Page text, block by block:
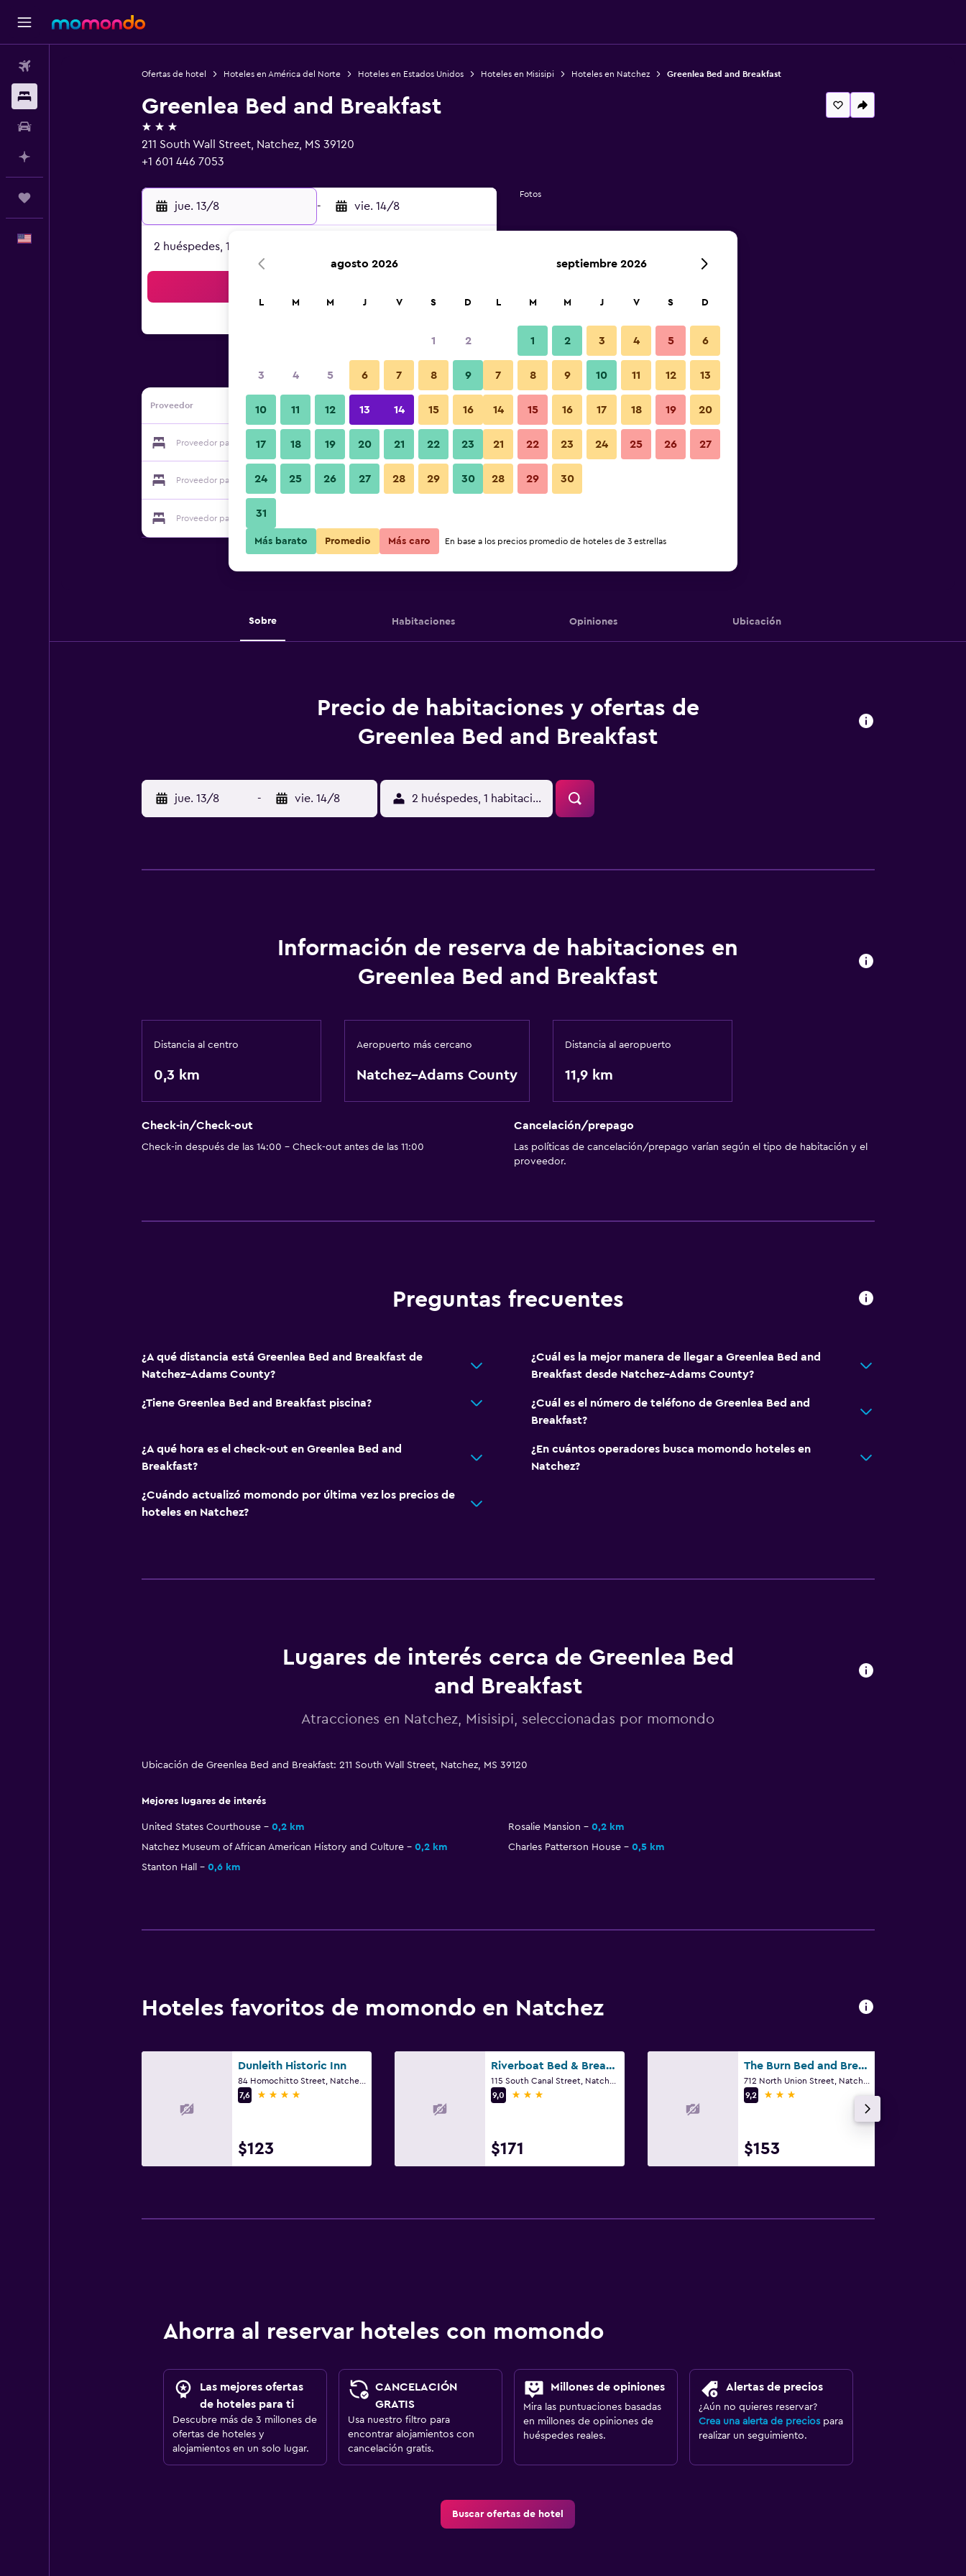
Ofertas de hotel Hoteles en América del Norte Hoteles en Estados Unidos Hoteles en Misisipi Hoteles en Natchez Greenlea Bed and Breakfast
Greenlea Bed and Breakfast
3 estrellas
211 South Wall Street, Natchez, MS 39120
+1 601 446 7053
jue. 13/8 - vie. 14/8
2 huéspedes, 1 habitación
Proveedor
Proveedor para Greenlea Bed and Breakfast Ver precios
Proveedor para Greenlea Bed and Breakfast Ver precios
Proveedor para Greenlea Bed and Breakfast
Fotos
Sobre Habitaciones Opiniones Ubicación
Precio de habitaciones y ofertas de
Greenlea Bed and Breakfast
jue. 13/8 - vie. 14/8 2 huéspedes, 1 habitación
Información de reserva de habitaciones en
Greenlea Bed and Breakfast
Distancia al centro
0,3 km
Aeropuerto más cercano
Natchez–Adams County
Distancia al aeropuerto
11,9 km
Check-in/Check-out
Check-in después de las 14:00 - Check-out antes de las 11:00
Cancelación/prepago
Las políticas de cancelación/prepago varían según el tipo de habitación y el
proveedor.
Preguntas frecuentes
¿A qué distancia está Greenlea Bed and Breakfast de
Natchez–Adams County?
¿Cuál es la mejor manera de llegar a Greenlea Bed and
Breakfast desde Natchez–Adams County?
¿Tiene Greenlea Bed and Breakfast piscina?
¿Cuál es el número de teléfono de Greenlea Bed and
Breakfast?
¿A qué hora es el check-out en Greenlea Bed and
Breakfast?
¿En cuántos operadores busca momondo hoteles en
Natchez?
¿Cuándo actualizó momondo por última vez los precios de
hoteles en Natchez?
Lugares de interés cerca de Greenlea Bed
and Breakfast
Atracciones en Natchez, Misisipi, seleccionadas por momondo
Ubicación de Greenlea Bed and Breakfast: 211 South Wall Street, Natchez, MS 39120
Mejores lugares de interés
United States Courthouse 0,2 km Rosalie Mansion
0,2 km
Natchez Museum of African American History and Culture
0,2 km Charles Patterson House
0,5 km
Stanton Hall
0,6 km
Hoteles favoritos de momondo en Natchez
Dunleith Historic Inn
84 Homochitto Street, Natchez, MS
7,6
4 estrellas
$123
Riverboat Bed & Breakfast
9,0
3 estrellas
$171
The Burn Bed and Breakfast
9,2
3 estrellas
$153
Ahorra al reservar hoteles con momondo
Las mejores ofertas
de hoteles para ti
Descubre más de 3 millones de
ofertas de hoteles y
alojamientos en un solo lugar.
CANCELACIÓN
GRATIS
Usa nuestro filtro para
encontrar alojamientos con
cancelación gratis.
Millones de opiniones
Mira las puntuaciones basadas
en millones de opiniones de
huéspedes reales.
Alertas de precios
¿Aún no quieres reservar?
Crea una alerta de preciospara
realizar un seguimiento.
Buscar ofertas de hotel
agosto 2026
L M M J V S D
1 2
3 4 5 6 7 8 9
10 11 12 13 14 15 16
17 18 19 20 21 22 23
24 25 26 27 28 29 30
31
septiembre 2026
L M M J V S D
1 2 3 4 5 6
7 8 9 10 11 12 13
14 15 16 17 18 19 20
21 22 23 24 25 26 27
28 29 30
Más barato Promedio Más caro En base a los precios promedio de hoteles de 3 estrellas